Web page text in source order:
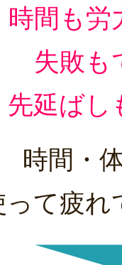
時間も労
失敗も
先延ばし
時間・
って疲れ